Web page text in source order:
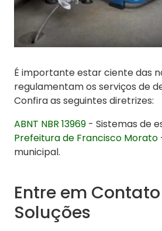
É importante estar ciente das
regulamentam os serviços de
Confira as seguintes diretrizes:
ABNT NBR 13969 - Sistemas de
Prefeitura de Francisco Morato
municipal.
Entre em
Soluções